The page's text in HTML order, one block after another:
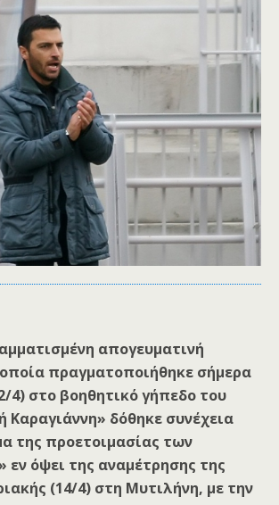
απογευματινή
πραγματοποιήθηκε σήμερα
4) στο βοηθητικό γήπεδο του
Καραγιάννη» δόθηκε συνέχεια
της προετοιμασίας των
εν όψει της αναμέτρησης της
(14/4) στη Μυτιλήνη, με την